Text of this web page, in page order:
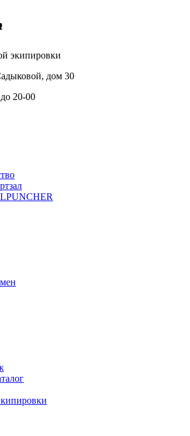
экипировки
дом 30
20-00